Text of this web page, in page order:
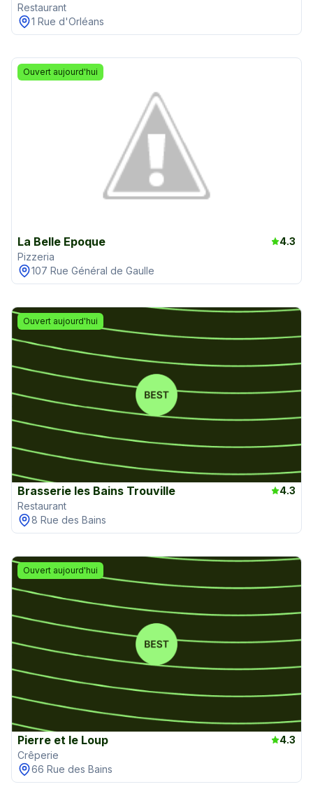
Restaurant
1 Rue d'Orléans
Ouvert aujourd'hui
La Belle Epoque
4.3
Pizzeria
107 Rue Général de Gaulle
Ouvert aujourd'hui
Brasserie les Bains Trouville
4.3
Restaurant
8 Rue des Bains
Ouvert aujourd'hui
Pierre et le Loup
4.3
Crêperie
66 Rue des Bains